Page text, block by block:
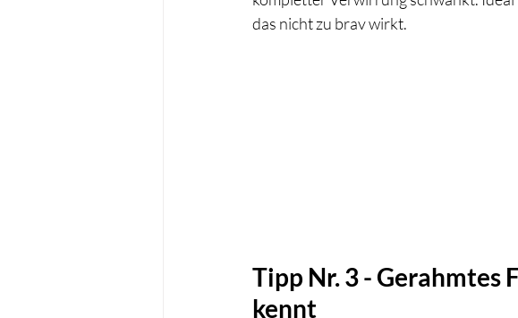
das nicht zu brav wirkt.
Tipp Nr. 3 - Gerahmtes
kennt